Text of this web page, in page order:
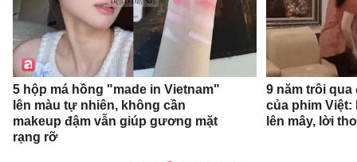
5 hộp má hồng "made in Vietnam"
lên màu tự nhiên, không cần
makeup đậm vẫn giúp gương mặt
rạng rỡ
9 năm trôi qua
của phim
lên mây, lời